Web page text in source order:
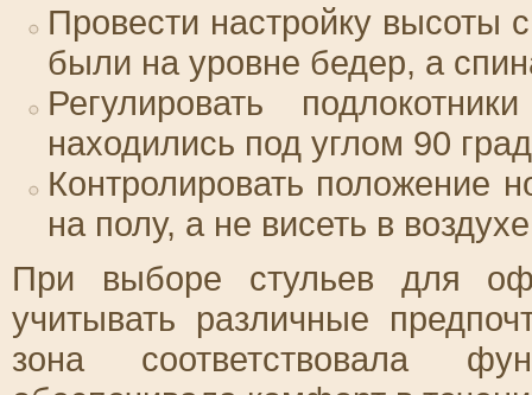
Провести настройку высоты
были на уровне бедер, а
Регулировать
находились под углом 90
Контролировать положение
на полу, а не висеть в
При выборе стульев для
учитывать различные
зона соответствовала